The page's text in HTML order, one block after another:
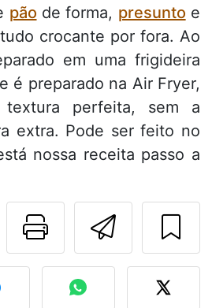
pão de forma, presunto e
crocante por fora. Ao
em uma frigideira
é preparado na Air Fryer,
textura perfeita, sem a
extra. Pode ser feito no
nossa receita passo a
Imprima
com o autor
receita?